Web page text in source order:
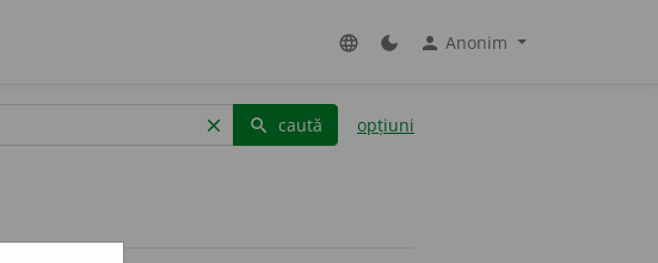
language dark_mode person Anonim
clear search caută opțiuni